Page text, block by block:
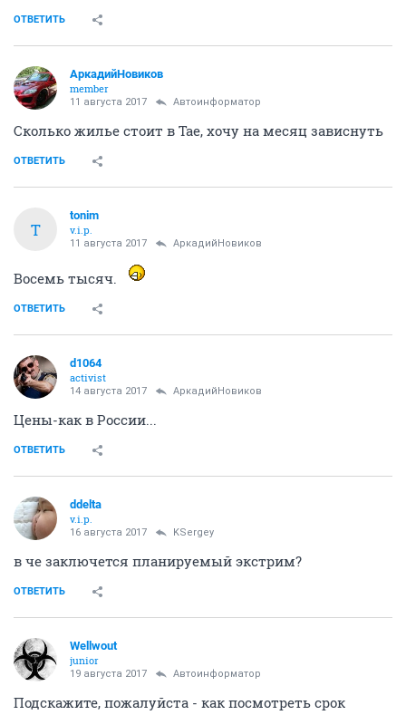
ОТВЕТИТЬ
АркадийНовиков
member
11 августа 2017 Автоинформатор
Сколько жилье стоит в Тае, хочу на месяц зависнуть
ОТВЕТИТЬ
T
tonim
v.i.p.
11 августа 2017 АркадийНовиков
Восемь тысяч.
ОТВЕТИТЬ
d1064
activist
14 августа 2017 АркадийНовиков
Цены-как в России...
ОТВЕТИТЬ
ddelta
v.i.p.
16 августа 2017 KSergey
в че заключется планируемый экстрим?
ОТВЕТИТЬ
Wellwout
junior
19 августа 2017 Автоинформатор
Подскажите, пожалуйста - как посмотреть срок